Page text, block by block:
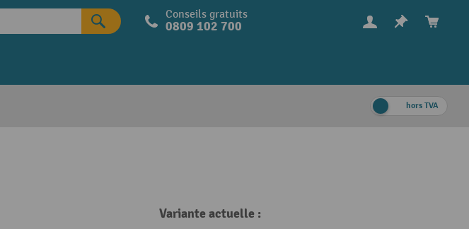
Conseils gratuits
0809 102 700
hors TVA
Variante actuelle :